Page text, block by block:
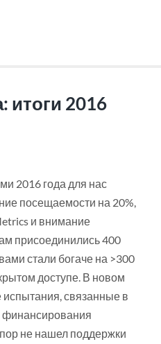
итоги 2016
2016 года для нас
посещаемости на 20%,
и внимание
присоединились 400
стали богаче на >300
доступе. В новом
испытания, связанные в
не нашел поддержки